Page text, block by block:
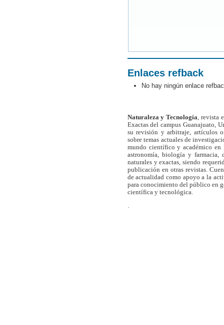
Enlaces refback
No hay ningún enlace
Naturaleza y Tecnología, revista
Exactas del campus Guanajuato,
su revisión y arbitraje, artículos
sobre temas actuales de
mundo científico y académico en
astronomía, biología y farmacia,
naturales y exactas, siendo
publicación en otras revistas.
de actualidad como apoyo a la
para conocimiento del público en
científica y tecnológica.
.